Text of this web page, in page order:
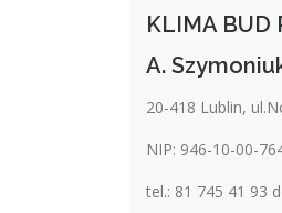
KLIMA
A.
20-418 Lublin,
NIP: 946-10-00-
tel.: 81 745 41 93